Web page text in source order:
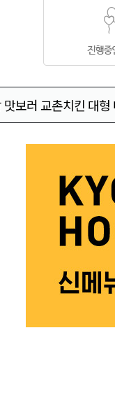
보러 교촌치킨 대형